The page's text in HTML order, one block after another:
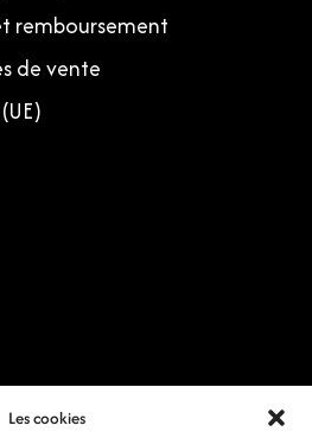
Les cookies
remboursement
de vente